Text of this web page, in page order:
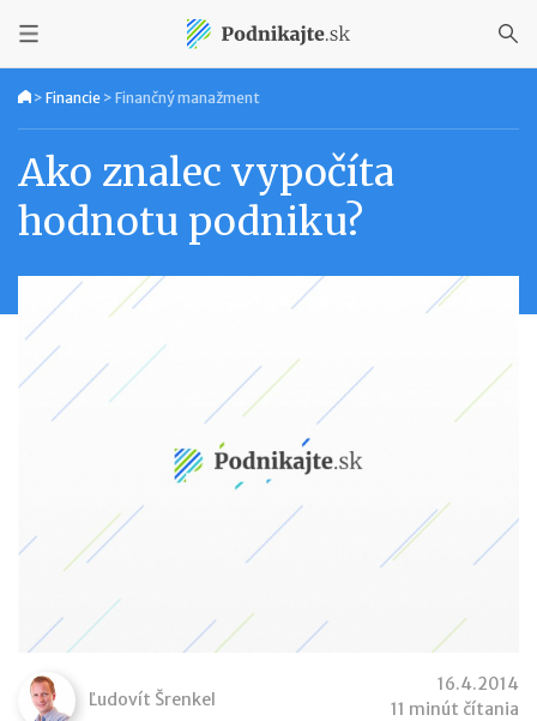
> Financie > Finančný manažment
Ako znalec vypočíta
hodnotu podniku?
Ľudovít Šrenkel
16.4.2014
11 minút čítania